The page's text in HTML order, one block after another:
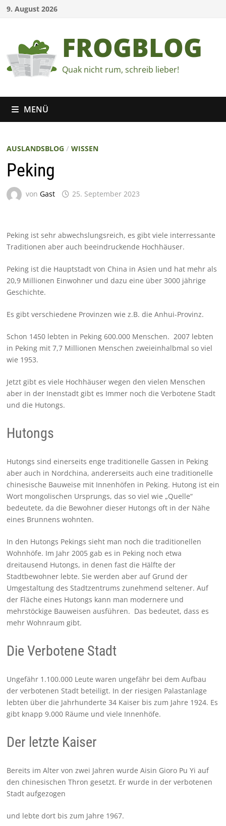
Zum9. August 2026
FROGBLOG
Quak nicht rum, schreib lieber!
MENÜ
AUSLANDSBLOG / WISSEN
Peking
von Gast 25. September 2023
Peking ist sehr abwechslungsreich, es gibt viele interressante
Traditionen aber auch beeindruckende Hochhäuser.
Peking ist die Hauptstadt von China in Asien und hat mehr als
20,9 Millionen Einwohner und dazu eine über 3000 jährige
Geschichte.
Es gibt verschiedene Provinzen wie z.B. die Anhui-Provinz.
Schon 1450 lebten in Peking 600.000 Menschen. 2007 lebten
in Peking mit 7,7 Millionen Menschen zweieinhalbmal so viel
wie 1953.
Jetzt gibt es viele Hochhäuser wegen den vielen Menschen
aber in der Inenstadt gibt es Immer noch die Verbotene Stadt
und die Hutongs.
Hutongs
Hutongs sind einerseits enge traditionelle Gassen in Peking
aber auch in Nordchina, andererseits auch eine traditionelle
chinesische Bauweise mit Innenhöfen in Peking. Hutong ist ein
Wort mongolischen Ursprungs, das so viel wie „Quelle“
bedeutete, da die Bewohner dieser Hutongs oft in der Nähe
eines Brunnens wohnten.
In den Hutongs Pekings sieht man noch die traditionellen
Wohnhöfe. Im Jahr 2005 gab es in Peking noch etwa
dreitausend Hutongs, in denen fast die Hälfte der
Stadtbewohner lebte. Sie werden aber auf Grund der
Umgestaltung des Stadtzentrums zunehmend seltener. Auf
der Fläche eines Hutongs kann man modernere und
mehrstöckige Bauweisen ausführen. Das bedeutet, dass es
mehr Wohnraum gibt.
Die Verbotene Stadt
Ungefähr 1.100.000 Leute waren ungefähr bei dem Aufbau
der verbotenen Stadt beteiligt. In der riesigen Palastanlage
lebten über die Jahrhunderte 34 Kaiser bis zum Jahre 1924. Es
gibt knapp 9.000 Räume und viele Innenhöfe.
Der letzte Kaiser
Bereits im Alter von zwei Jahren wurde Aisin Gioro Pu Yi auf
den chinesischen Thron gesetzt. Er wurde in der verbotenen
Stadt aufgezogen
und lebte dort bis zum Jahre 1967.